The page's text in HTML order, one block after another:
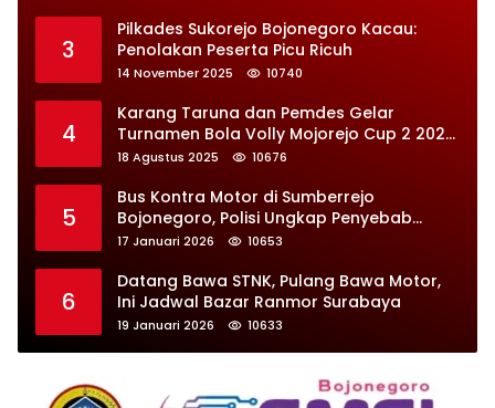
3
Pilkades Sukorejo Bojonegoro Kacau:
Penolakan Peserta Picu Ricuh
14 November 2025 10740
4
Karang Taruna dan Pemdes Gelar
Turnamen Bola Volly Mojorejo Cup 2 2025,
Diikuti 28 Tim
18 Agustus 2025 10676
5
Bus Kontra Motor di Sumberrejo
Bojonegoro, Polisi Ungkap Penyebab
Kecelakaan
17 Januari 2026 10653
6
Datang Bawa STNK, Pulang Bawa Motor,
Ini Jadwal Bazar Ranmor Surabaya
19 Januari 2026 10633